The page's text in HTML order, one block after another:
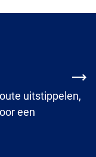
uitstippelen,
een